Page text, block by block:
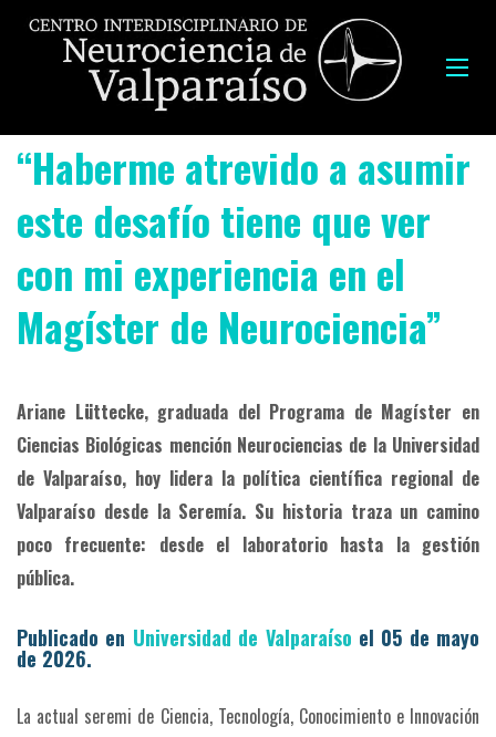
“Haberme atrevido a asumir
este desafío tiene que ver
con mi experiencia en el
Magíster de Neurociencia”
Ariane Lüttecke, graduada del Programa de Magíster en
Ciencias Biológicas mención Neurociencias de la Universidad
de Valparaíso, hoy lidera la política científica regional de
Valparaíso desde la Seremía. Su historia traza un camino
poco frecuente: desde el laboratorio hasta la gestión
pública.
Publicado en Universidad de Valparaíso el 05 de mayo
de 2026.
La actual seremi de Ciencia, Tecnología, Conocimiento e Innovación